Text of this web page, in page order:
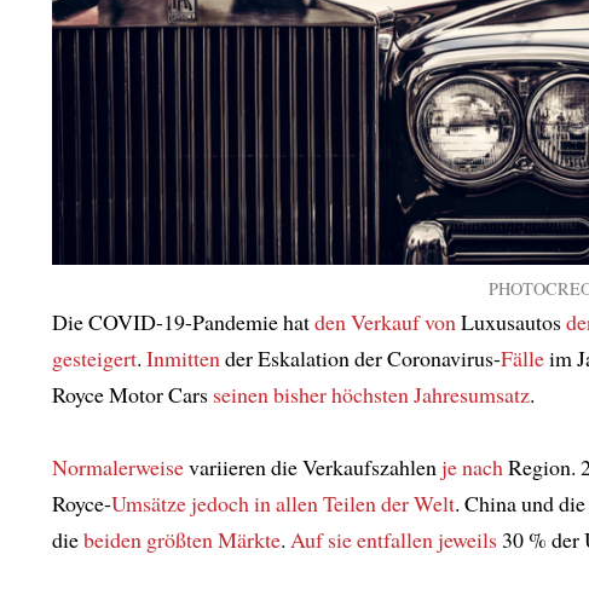
Die COVID-19-Pandemie hatden Verkauf von Luxusautos
gesteigert. Inmitten der Eskalation der Coronavirus-Fälleim
Royce Motor Cars seinen bisher höchsten Jahresumsatz.
Normalerweisevariieren die Verkaufszahlen je nach Region.
Royce-Umsätzejedoch in allen Teilen der Welt. China und
diebeiden größten Märkte. Auf sie entfallen jeweils 30 % der